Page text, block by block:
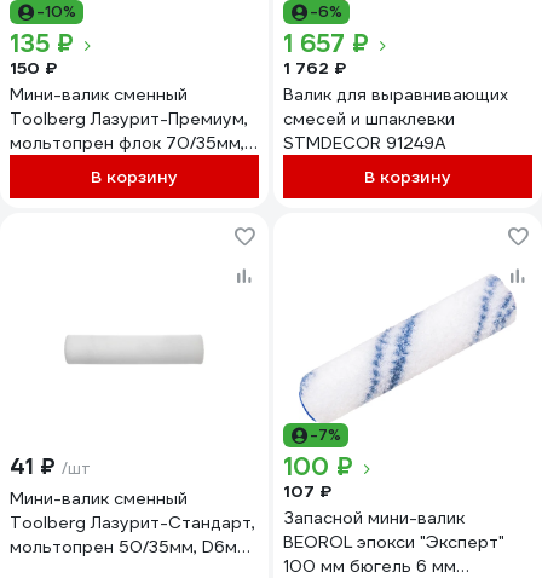
-10%
135 ₽
150 ₽
Мини-валик сменный
Toolberg Лазурит-Премиум,
мольтопрен флок 70/35мм,
D6мм ЛА-00004703
В корзину
-6%
1 657 ₽
1 762 ₽
Валик для выравнивающих
смесей и шпаклевки
STMDECOR 91249A
В корзину
41 ₽ /шт
Мини-валик сменный
Toolberg Лазурит-Стандарт,
мольтопрен 50/35мм, D6мм
-7%
100 ₽
107 ₽
Запасной мини-валик
BEOROL эпокси "Эксперт"
100 мм бюгель 6 мм